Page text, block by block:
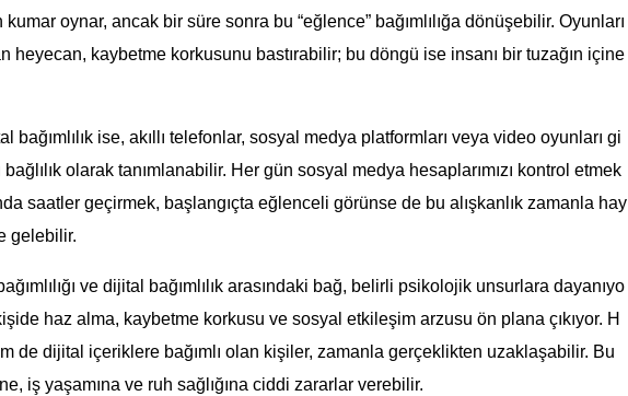
oynar, ancak bir süre sonra bu “eğlence” bağımlılığa dönüşebilir. Oyunları
heyecan, kaybetme korkusunu bastırabilir; bu döngü ise insanı bir tuzağın içine
bağımlılık ise, akıllı telefonlar, sosyal medya platformları veya video oyunları gi
olarak tanımlanabilir. Her gün sosyal medya hesaplarımızı kontrol etmek
saatler geçirmek, başlangıçta eğlenceli görünse de bu alışkanlık zamanla hay
gelebilir.
ve dijital bağımlılık arasındaki bağ, belirli psikolojik unsurlara dayanıyo
haz alma, kaybetme korkusu ve sosyal etkileşim arzusu ön plana çıkıyor. H
de dijital içeriklere bağımlı olan kişiler, zamanla gerçeklikten uzaklaşabilir. Bu
iş yaşamına ve ruh sağlığına ciddi zararlar verebilir.